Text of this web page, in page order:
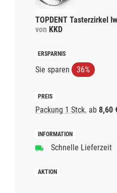
TOPDENT Tasterzirkel
von KKD
Sie sparen 36%
Packung 1 Stck. ab 8,60
Schnelle Lieferzeit